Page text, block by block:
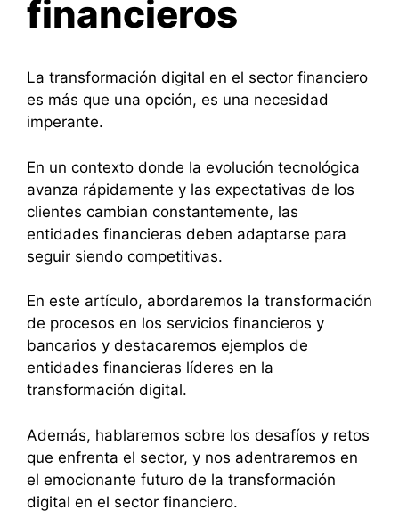
financieros
La transformación digital en el sector financiero
es más que una opción, es una necesidad
imperante.
En un contexto donde la evolución tecnológica
avanza rápidamente y las expectativas de los
clientes cambian constantemente, las
entidades financieras deben adaptarse para
seguir siendo competitivas.
En este artículo, abordaremos la transformación
de procesos en los servicios financieros y
bancarios y destacaremos ejemplos de
entidades financieras líderes en la
transformación digital.
Además, hablaremos sobre los desafíos y retos
que enfrenta el sector, y nos adentraremos en
el emocionante futuro de la transformación
digital en el sector financiero.